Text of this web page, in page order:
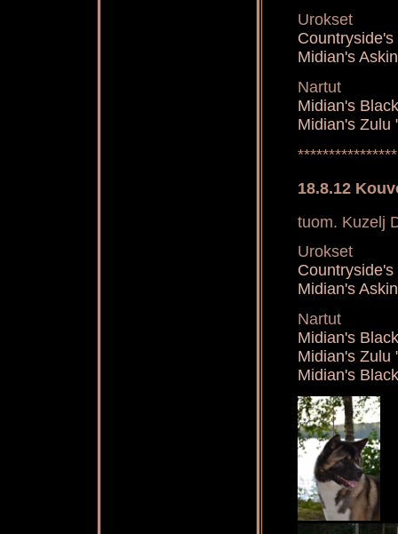
Urokset
Midian's
Nartut
Midian's
Midian's Zulu
****************
18.8.12
tuom. Kuzelj
Urokset
Midian's
Nartut
Midian's
Midian's Zulu
Midian's